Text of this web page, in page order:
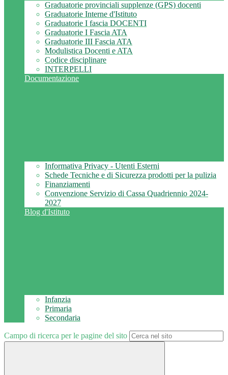
Graduatorie provinciali supplenze (GPS) docenti
Graduatorie Interne d'Istituto
Graduatorie I fascia DOCENTI
Graduatorie I Fascia ATA
Graduatorie III Fascia ATA
Modulistica Docenti e ATA
Codice disciplinare
INTERPELLI
Documentazione
Informativa Privacy - Utenti Esterni
Schede Tecniche e di Sicurezza prodotti per la pulizia
Finanziamenti
Convenzione Servizio di Cassa Quadriennio 2024-
2027
Blog d'Istituto
Infanzia
Primaria
Secondaria
Campo di ricerca per le pagine del sito